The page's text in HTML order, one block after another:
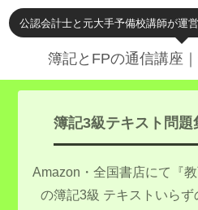
公認会計士と元大手予備校講師が運
簿記とFPの通信講座
簿記3級テキスト問
Amazon・全国書店にて『
の簿記3級 テキストいら